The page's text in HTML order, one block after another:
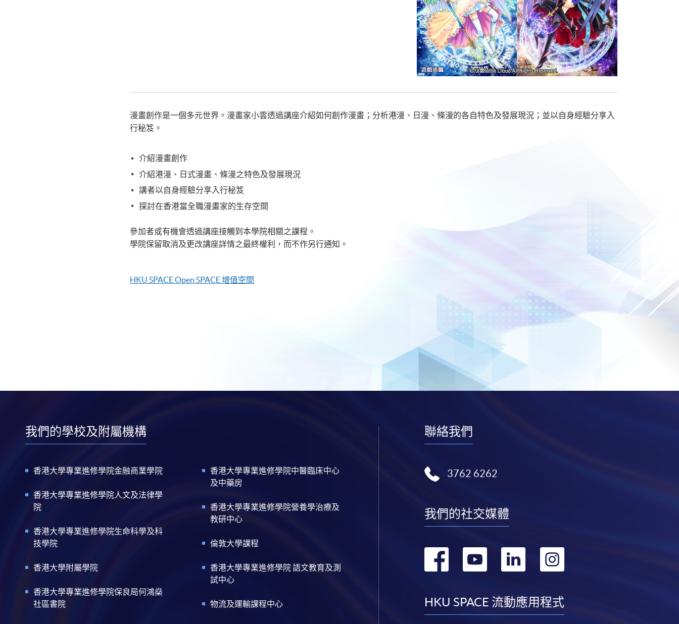
漫畫創作是一個多元世界。漫畫家小雲透過講座介紹如何創作漫畫；分析港漫、日漫、條漫的各自特色及發展現況；並以自身經驗分享入
行秘笈。
介紹漫畫創作
介紹港漫、日式漫畫、條漫之特色及發展現況
講者以自身經驗分享入行秘笈
探討在香港當全職漫畫家的生存空間
參加者或有機會透過講座接觸到本學院相關之課程。
學院保留取消及更改講座詳情之最終權利，而不作另行通知。
HKU SPACE Open SPACE增值空間
我們的學校及附屬機構
香港大學專業進修學院金融商業學院
香港大學專業進修學院人文及法律學
院
香港大學專業進修學院生命科學及科
技學院
香港大學附屬學院
香港大學專業進修學院保良局何鴻燊
社區書院
香港大學專業進修學院中醫臨床中心
及中藥房
香港大學專業進修學院營養學治療及
教研中心
倫敦大學課程
香港大學專業進修學院 語文教育及測
試中心
物流及運輸課程中心
聯絡我們
3762 6262
我們的社交媒體
轉
facebook
轉
youtube
轉
linkedin
轉
instagram
HKU SPACE 流動應用程式